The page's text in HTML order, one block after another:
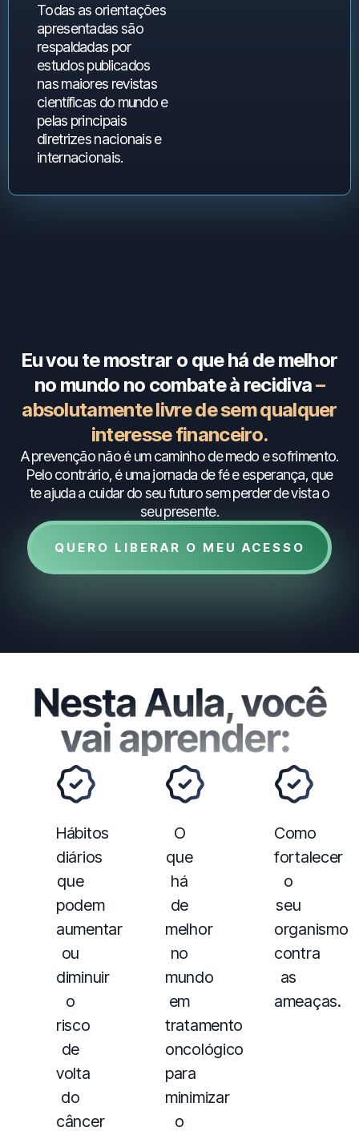
Todas as orientações
apresentadas são
respaldadas por
estudos publicados
nas maiores revistas
científicas do mundo e
pelas principais
diretrizes nacionais e
internacionais.
Eu vou te mostrar o que há de melhor
no mundo no combate à recidiva–
absolutamente livre de sem qualquer
interesse financeiro.
A prevenção não é um caminho de medo e sofrimento.
Pelo contrário, é uma jornada de fé e esperança, que
te ajuda a cuidar do seu futuro sem perder de vista o
seu presente.
QUERO LIBERAR O MEU ACESSO
Hábitos
diários
que
podem
aumentar
ou
diminuir
o
risco
de
volta
do
câncer
O
que
há
de
melhor
no
mundo
em
tratamento
oncológico
para
minimizar
o
Como
fortalecer
o
seu
organismo
contra
as
ameaças.